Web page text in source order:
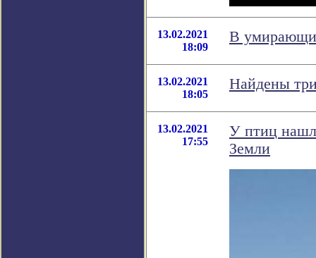
13.02.2021
18:09
В
13.02.2021
18:05
Найдены
13.02.2021
17:55
У птиц
Земли